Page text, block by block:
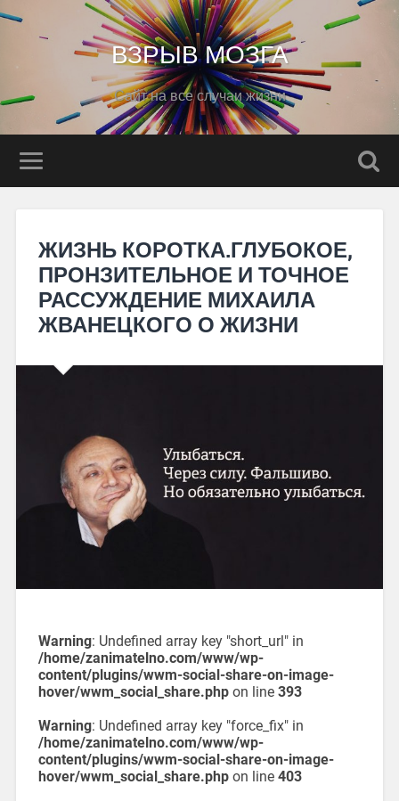
ВЗРЫВ МОЗГА
Сайт на все случаи жизни
ЖИЗНЬ КОРОТКА.ГЛУБОКОЕ,
ПРОНЗИТЕЛЬНОЕ И ТОЧНОЕ
РАССУЖДЕНИЕ МИХАИЛА
ЖВАНЕЦКОГО О ЖИЗНИ
Warning: Undefined array key "short_url" in
/home/zanimatelno.com/www/wp-
content/plugins/wwm-social-share-on-image-
hover/wwm_social_share.phpon line 393
Warning: Undefined array key "force_fix" in
/home/zanimatelno.com/www/wp-
content/plugins/wwm-social-share-on-image-
hover/wwm_social_share.phpon line 403